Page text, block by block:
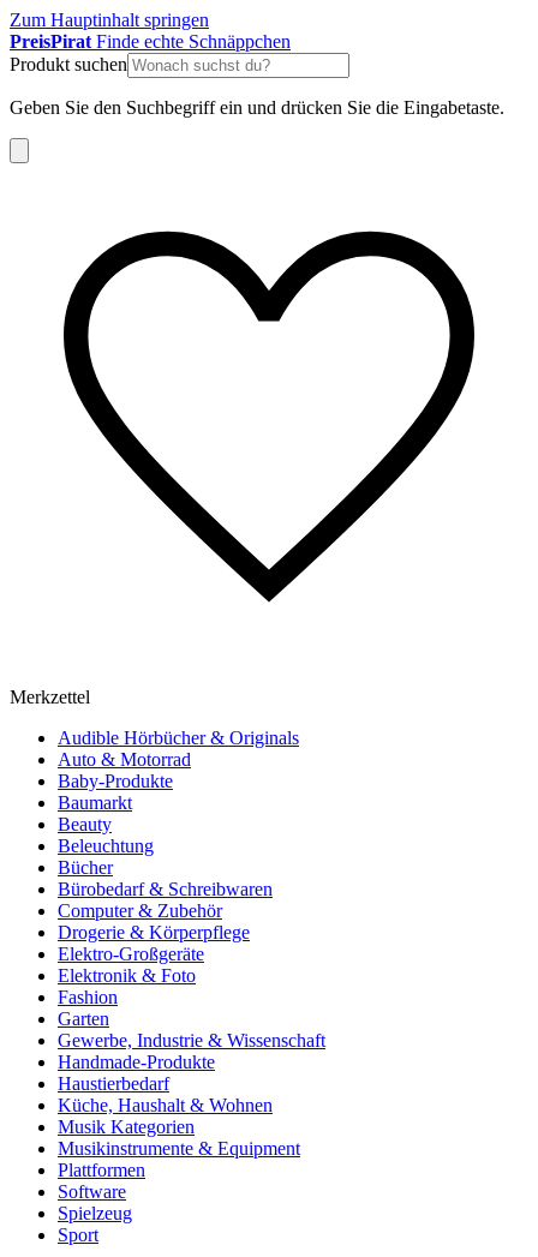
Zum Hauptinhalt springen
PreisPirat Finde echte Schnäppchen
Produkt suchen
Geben Sie den Suchbegriff ein und drücken Sie die Eingabetaste.
Merkzettel
Audible Hörbücher & Originals
Auto & Motorrad
Baby-Produkte
Baumarkt
Beauty
Beleuchtung
Bücher
Bürobedarf & Schreibwaren
Computer & Zubehör
Drogerie & Körperpflege
Elektro-Großgeräte
Elektronik & Foto
Fashion
Garten
Gewerbe, Industrie & Wissenschaft
Handmade-Produkte
Haustierbedarf
Küche, Haushalt & Wohnen
Musik Kategorien
Musikinstrumente & Equipment
Plattformen
Software
Spielzeug
Sport